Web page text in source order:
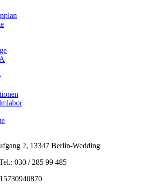
2, 13347 Berlin-Wedding
030 / 285 99 485